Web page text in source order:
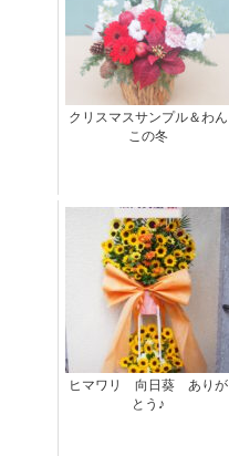
クリスマスサンプル＆わん
この冬
ヒマワリ 向日葵 ありが
とう♪